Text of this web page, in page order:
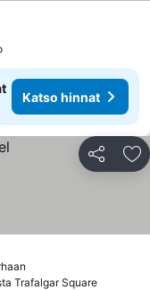
Katso hinnat
Jaa
Trafalgar Square